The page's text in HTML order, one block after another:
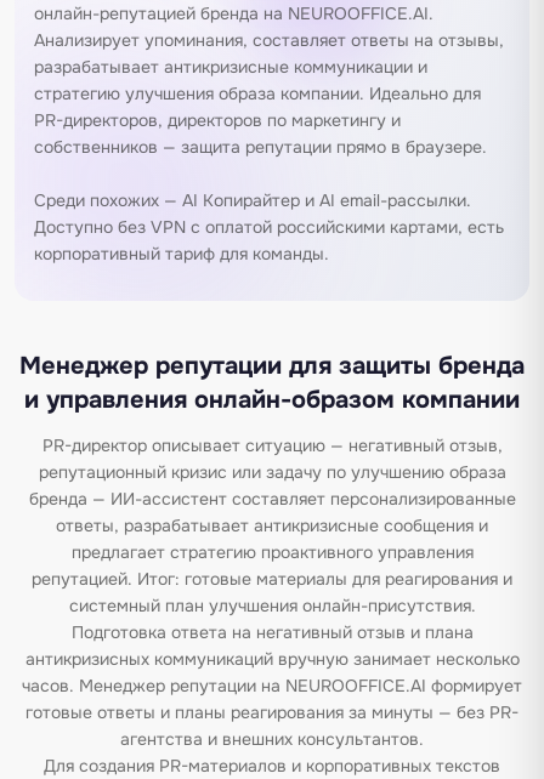
онлайн-репутацией бренда на NEUROOFFICE.AI.
Анализирует упоминания, составляет ответы на отзывы,
разрабатывает антикризисные коммуникации и
стратегию улучшения образа компании. Идеально для
PR-директоров, директоров по маркетингу и
собственников — защита репутации прямо в браузере.
Среди похожих — AI Копирайтер и AI email-рассылки.
Доступно без VPN с оплатой российскими картами, есть
корпоративный тариф для команды.
Менеджер репутации для защиты бренда
и управления онлайн-образом компании
PR-директор описывает ситуацию — негативный отзыв,
репутационный кризис или задачу по улучшению образа
бренда — ИИ-ассистент составляет персонализированные
ответы, разрабатывает антикризисные сообщения и
предлагает стратегию проактивного управления
репутацией. Итог: готовые материалы для реагирования и
системный план улучшения онлайн-присутствия.
Подготовка ответа на негативный отзыв и плана
антикризисных коммуникаций вручную занимает несколько
часов. Менеджер репутации на NEUROOFFICE.AI формирует
готовые ответы и планы реагирования за минуты — без PR-
агентства и внешних консультантов.
Для создания PR-материалов и корпоративных текстов